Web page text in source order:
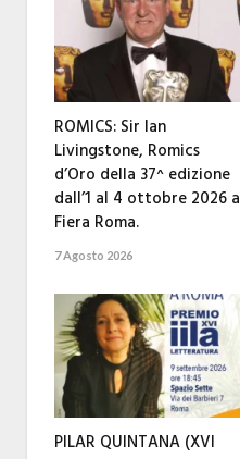
ROMICS: Sir Ian
Livingstone, Romics
d’Oro della 37^ edizione
dall’1 al 4 ottobre 2026 a
Fiera Roma.
7 Agosto 2026
PILAR QUINTANA (XVI